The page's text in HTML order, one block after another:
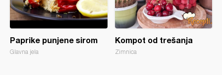
Paprike punjene sirom
Glavna jela
Kompot od trešanja
Zimnica